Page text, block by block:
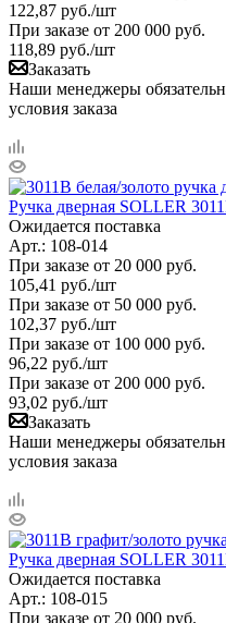
122,87 руб./шт
При заказе от 200 000 руб.
118,89 руб./шт
Заказать
Наши менеджеры
условия заказа
Ручка дверная SOLLER
Ожидается поставка
Арт.: 108-014
При заказе от 20 000 руб.
105,41 руб./шт
При заказе от 50 000 руб.
102,37 руб./шт
При заказе от 100 000 руб.
96,22 руб./шт
При заказе от 200 000 руб.
93,02 руб./шт
Заказать
Наши менеджеры
условия заказа
Ручка дверная SOLLER
Ожидается поставка
Арт.: 108-015
При заказе от 20 000 руб.